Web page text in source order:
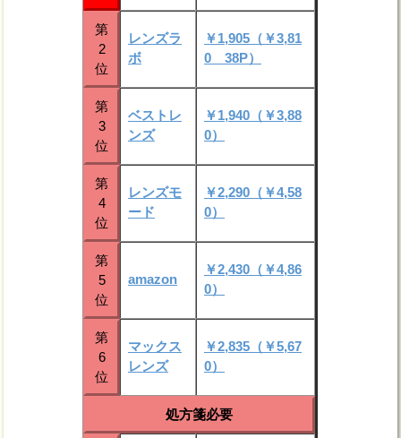
第
2
位
レンズラ
ボ
￥1,905（￥3,81
0 38P）
第
3
位
ベストレ
ンズ
￥1,940（￥3,88
0）
第
4
位
レンズモ
ード
￥2,290（￥4,58
0）
第
5
位
amazon
￥2,430（￥4,86
0）
第
6
位
マックス
レンズ
￥2,835（￥5,67
0）
処方箋必要